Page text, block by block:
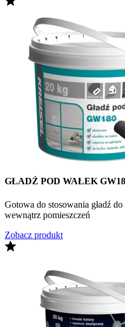
GŁADŹ POD WAŁEK
Gotowa do stosowania gładź
wewnątrz pomieszczeń
Zobacz produkt